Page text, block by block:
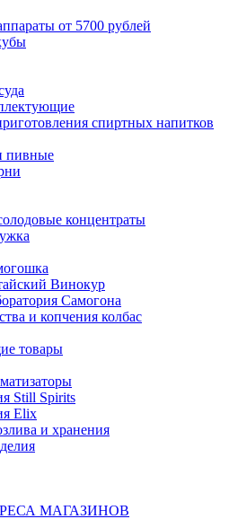
от 5700 рублей
спиртных напитков
пивные
концентраты
Винокур
Самогона
и копчения колбас
товары
Still Spirits
Elix
и хранения
МАГАЗИНОВ